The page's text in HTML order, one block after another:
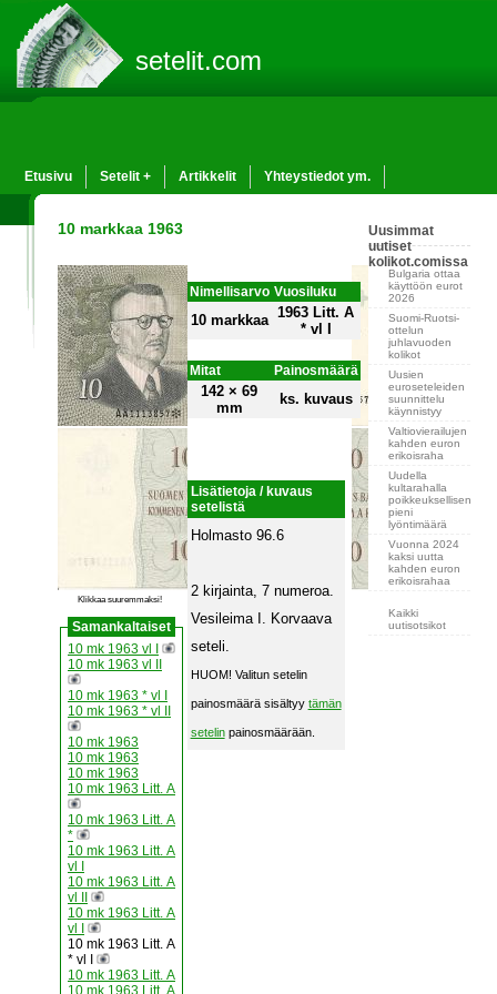
setelit.com
Etusivu Setelit + Artikkelit Yhteystiedot ym.
10 markkaa 1963
Klikkaa suuremmaksi!
Samankaltaiset
10 mk 1963 vl I
10 mk 1963 vl II
10 mk 1963 * vl I
10 mk 1963 * vl II
10 mk 1963
10 mk 1963
10 mk 1963
10 mk 1963 Litt. A
10 mk 1963 Litt. A
*
10 mk 1963 Litt. A
vl I
10 mk 1963 Litt. A
vl II
10 mk 1963 Litt. A
vl I
10 mk 1963 Litt. A
* vl I
10 mk 1963 Litt. A
Nimellisarvo Vuosiluku
10 markkaa 1963 Litt. A
* vl I
Mitat Painosmäärä
142 × 69
mm
ks. kuvaus
Lisätietoja / kuvaus
setelistä
Holmasto 96.6
2 kirjainta, 7 numeroa.
Vesileima I. Korvaava
seteli.
HUOM! Valitun setelin
painosmäärä sisältyy tämän
setelinpainosmäärään.
Uusimmat
uutiset
kolikot.comissa
Bulgaria ottaa
käyttöön eurot
2026
Suomi-Ruotsi-
ottelun
juhlavuoden
kolikot
Uusien
euroseteleiden
suunnittelu
käynnistyy
Valtiovierailujen
kahden euron
erikoisraha
Uudella
kultarahalla
poikkeuksellisen
pieni
lyöntimäärä
Vuonna 2024
kaksi uutta
kahden euron
erikoisrahaa
Kaikki
uutisotsikot